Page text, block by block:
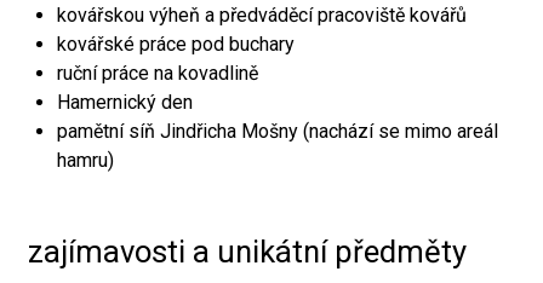
kovářskou výheň a předváděcí pracoviště kovářů
kovářské práce pod buchary
ruční práce na kovadlině
Hamernický den
pamětní síň Jindřicha Mošny (nachází se mimo areál
hamru)
zajímavosti a unikátní předměty